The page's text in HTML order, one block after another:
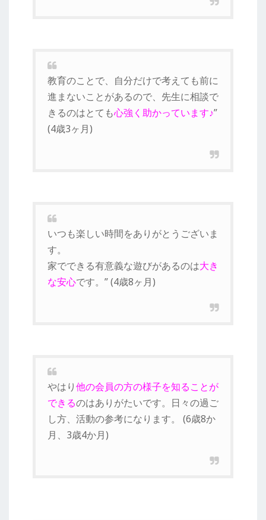
教育のことで、自分だけで考えても前に
進まないことがあるので、先生に相談で
きるのはとても心強く助かっています♪”
(4歳3ヶ月)
いつも楽しい時間をありがとうございま
す。
家でできる有意義な遊びがあるのは大き
な安心です。” (4歳8ヶ月)
やはり他の会員の方の様子を知ることが
できるのはありがたいです。日々の過ご
し方、活動の参考になります。 (6歳8か
月、3歳4か月)